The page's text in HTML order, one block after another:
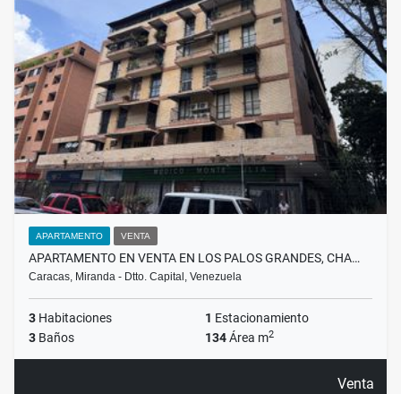
APARTAMENTO VENTA
APARTAMENTO EN VENTA EN LOS PALOS GRANDES, CHA…
Caracas, Miranda - Dtto. Capital, Venezuela
3 Habitaciones 1 Estacionamiento
3 Baños 134Área m2
Venta